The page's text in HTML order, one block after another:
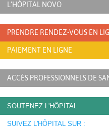
L’HÔPITAL NOVO
PRENDRE RENDEZ-VOUS EN
PAIEMENT EN LIGNE
ACCÈS PROFESSIONNELS DE
SOUTENEZ L'HÔPITAL
SUIVEZ L'HÔPITAL SUR :